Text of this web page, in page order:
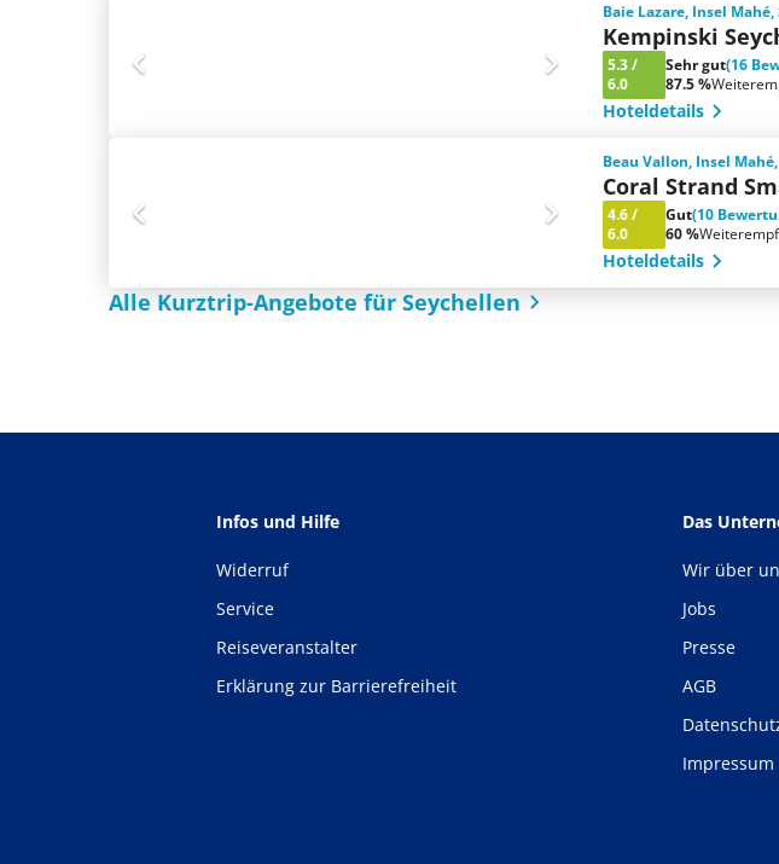
Baie Lazare, Insel
Kempinski
5.3/
6.0
Sehr gut(16
87.5 %
Hoteldetails
Beau Vallon, Insel
Coral Strand
4.6/
6.0
Gut(10
60 %
Hoteldetails
Alle Kurztrip-Angebote für Seychellen
Infos und Hilfe
Widerruf
Service
Reiseveranstalter
Erklärung zur Barrierefreiheit
Das
Wir über
Jobs
Presse
AGB
Impressum